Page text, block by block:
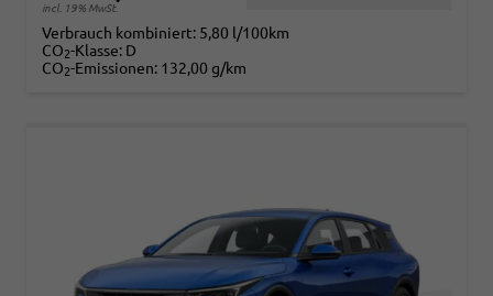
incl. 19% MwSt.
Verbrauch kombiniert: 5,80 l/100km
CO2-Klasse: D
CO2-Emissionen: 132,00 g/km